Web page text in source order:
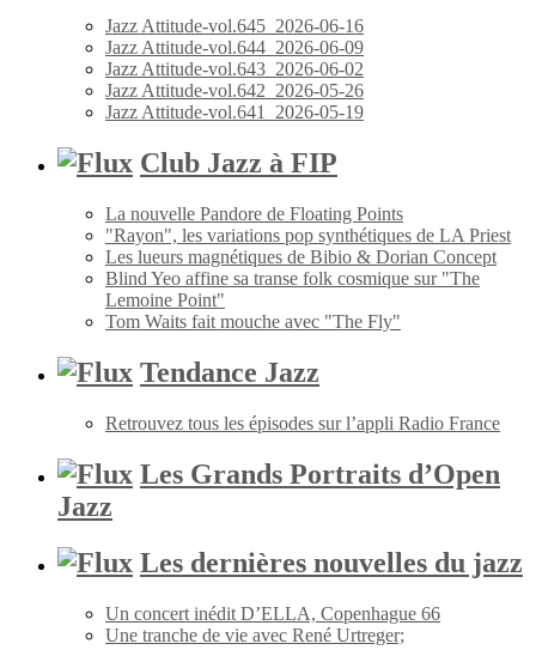
Jazz Attitude-vol.645_2026-06-16
Jazz Attitude-vol.644_2026-06-09
Jazz Attitude-vol.643_2026-06-02
Jazz Attitude-vol.642_2026-05-26
Jazz Attitude-vol.641_2026-05-19
Club Jazz à FIP
La nouvelle Pandore de Floating Points
"Rayon", les variations pop synthétiques de LA Priest
Les lueurs magnétiques de Bibio & Dorian Concept
Blind Yeo affine sa transe folk cosmique sur "The
Lemoine Point"
Tom Waits fait mouche avec "The Fly"
Tendance Jazz
Retrouvez tous les épisodes sur l’appli Radio France
Les Grands Portraits d’Open
Jazz
Les dernières nouvelles du jazz
Un concert inédit D’ELLA, Copenhague 66
Une tranche de vie avec René Urtreger;